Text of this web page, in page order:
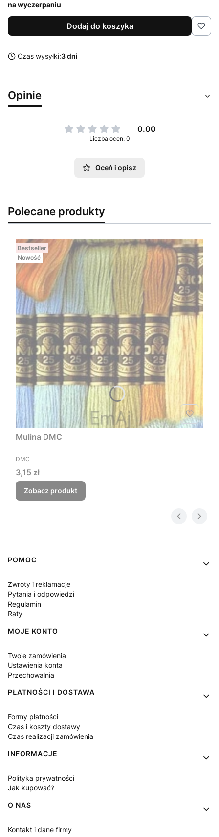
na wyczerpaniu
Dodaj do koszyka
Czas wysyłki:3 dni
Opinie
0.00
Liczba ocen: 0
Oceń i opisz
Polecane produkty
Bestseller
Nowość
Mulina DMC
PRODUCENT
DMC
Cena
3,15 zł
Zobacz produkt
Linki w stopce
POMOC
Zwroty i reklamacje
Pytania i odpowiedzi
Regulamin
Raty
MOJE KONTO
Twoje zamówienia
Ustawienia konta
Przechowalnia
PŁATNOŚCI I DOSTAWA
Formy płatności
Czas i koszty dostawy
Czas realizacji zamówienia
INFORMACJE
Polityka prywatności
Jak kupować?
O NAS
Kontakt i dane firmy